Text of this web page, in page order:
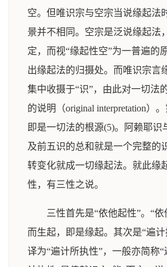
空。但唯识宗与空宗当说缘起法
景并不相同。空宗是泛说缘起法
定，而视“缘起性空”为一普遍的
出缘起法的归摄处。而唯识宗言
集中收摄于“识”，由此对一切法
的说明（original interpretation）
即是一切法的根源(5)。阿赖耶识
及前五识的总和就是一个完整的
转变化就成一切缘起法。就此缘
性，有三性之说。
三性首先是“依他起性”。“
而生起，即是缘起。其次是“遍
译为“遍计所执性”，一般亦简称“